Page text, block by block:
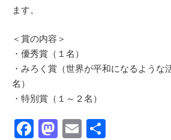
ます。
＜賞の内容＞
・優秀賞（１名）
・みろく賞（世界が平和になるような
名）
・特別賞（１～２名）
F
M
E